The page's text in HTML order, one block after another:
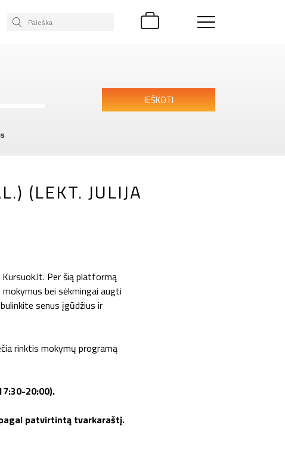
IEŠKOTI
(LEKT. JULIJA
Per šią platformą
bei sėkmingai augti
senus įgūdžius ir
rinktis mokymų programą
20:00).
patvirtintą tvarkaraštį.